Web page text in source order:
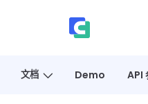
Skip to content
文档 Demo API